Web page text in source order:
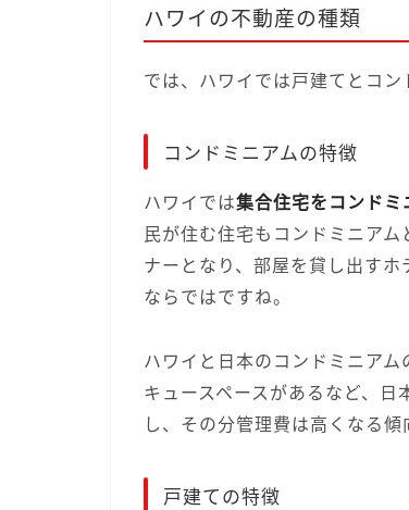
ハワイの不動産の種類
では、ハワイでは戸建てとコン
コンドミニアムの特徴
ハワイでは集合住宅をコンドミ
民が住む住宅もコンドミニア
ナーとなり、部屋を貸し出す
ならではですね。
ハワイと日本のコンドミニア
キュースペースがあるなど、
し、その分管理費は高くなる傾
戸建ての特徴